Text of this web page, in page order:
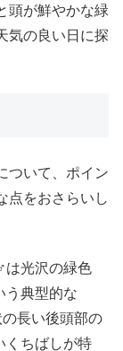
頭が鮮やかな緑
気の良い日に探
ついて、ポイン
点をおさらいし
は光沢の緑色
う典型的な
長い後頭部の
くちばしが特